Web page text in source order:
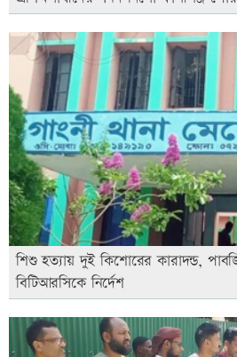
শিশু হত্যায় দুই কিশোরের কারাদন্ড,
বিটিআরসিকে নির্দেশ